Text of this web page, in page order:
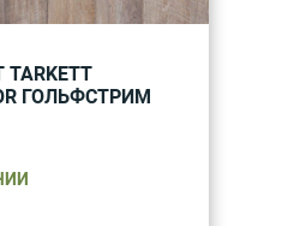
ГОЛЬФСТРИМ